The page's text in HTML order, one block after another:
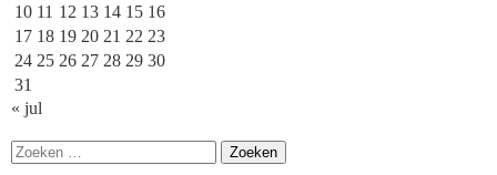
10 11 12 13 14 15 16
17 18 19 20 21 22 23
24 25 26 27 28 29 30
31
« jul